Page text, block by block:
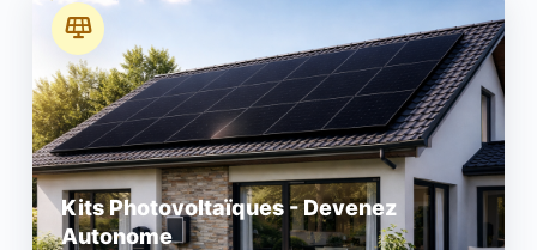
Kits Photovoltaïques - Devenez
Autonome